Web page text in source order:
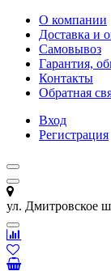
О компании
Доставка и
Самовывоз
Гарантия,
Контакты
Обратная
Вход
Регистрация
ул. Дмитровское